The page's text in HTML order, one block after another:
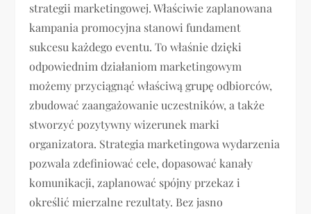
strategii marketingowej. Właściwie zaplanowana
kampania promocyjna stanowi fundament
sukcesu każdego eventu. To właśnie dzięki
odpowiednim działaniom marketingowym
możemy przyciągnąć właściwą grupę odbiorców,
zbudować zaangażowanie uczestników, a także
stworzyć pozytywny wizerunek marki
organizatora. Strategia marketingowa wydarzenia
pozwala zdefiniować cele, dopasować kanały
komunikacji, zaplanować spójny przekaz i
określić mierzalne rezultaty. Bez jasno